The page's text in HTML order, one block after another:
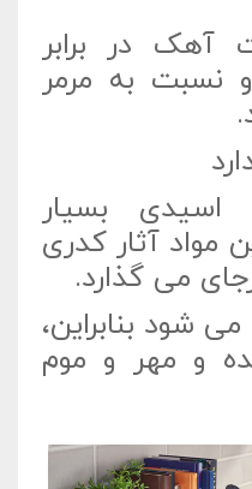
آهک در برابر
نسبت به مرمر
اسیدی بسیار
مواد آثار کدری
می گذارد.
شود بنابراین،
و مهر و موم